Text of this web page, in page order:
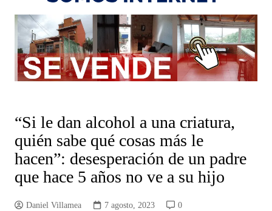
“Si le dan alcohol a una criatura,
quién sabe qué cosas más le
hacen”: desesperación de un padre
que hace 5 años no ve a su hijo
Daniel Villamea 7 agosto, 2023
0